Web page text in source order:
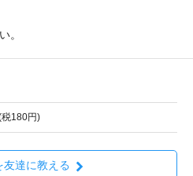
。
180円)
友達に教える